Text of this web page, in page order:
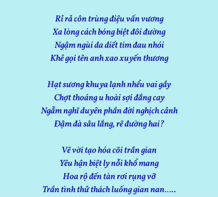
Rỉ rả côn trùng điệu vấn vương
Xa lòng cách bóng biệt đôi đường
Ngậm ngùi da diết tim đau nhói
Khẻ gọi tên anh xao xuyến thương
Hạt sương khuya lạnh nhểu vai gầy
Chợt thoáng u hoài sợi đắng cay
Ngẫm nghĩ duyên phần đời nghịch cảnh
Đậm đà sâu lắng, rẽ đường hai?
Vẽ vời tạo hóa cõi trần gian
Yêu hận biệt ly nỗi khổ mang
Hoa rộ đến tàn rơi rụng vỡ
Trần tình thử thách luống gian nan…..